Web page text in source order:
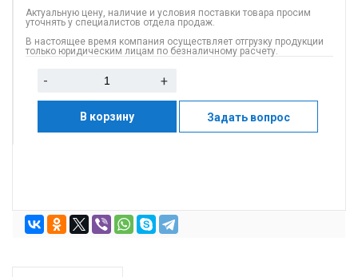
Актуальную цену, наличие и условия поставки товара просим
уточнять у специалистов отдела продаж.
В настоящее время компания осуществляет отгрузку продукции
только юридическим лицам по безналичному расчету.
- +
В корзину Задать вопрос